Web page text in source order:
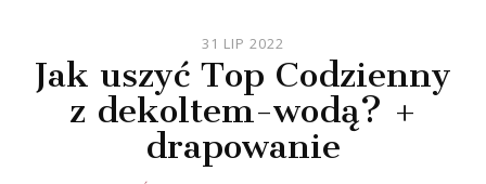
31 LIP 2022
Jak uszyć Top Codzienny
z dekoltem-wodą? +
drapowanie